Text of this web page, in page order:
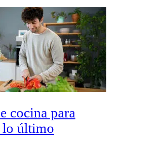
cocina para
lo último